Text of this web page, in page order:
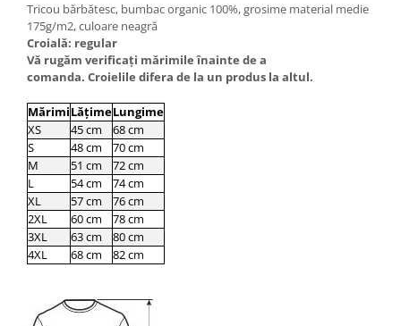
Tricou bărbătesc, bumbac organic 100%, grosime material medie
175g/m2, culoare neagră
Croială: regular
Vă rugăm verificaţi mărimile înainte de a
comanda. Croielile difera de la un produs la altul.
MărimiLățimeLungime
XS
45 cm
68 cm
S
48 cm
70 cm
M
51 cm
72 cm
L
54 cm
74 cm
XL
57 cm
76 cm
2XL
60 cm
78 cm
3XL
63 cm
80 cm
4XL
68 cm 82 cm